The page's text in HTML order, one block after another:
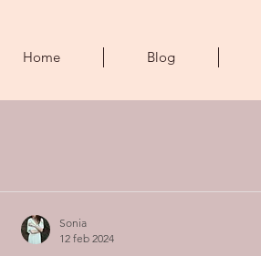
Home Blog
Sonia
12 feb 2024